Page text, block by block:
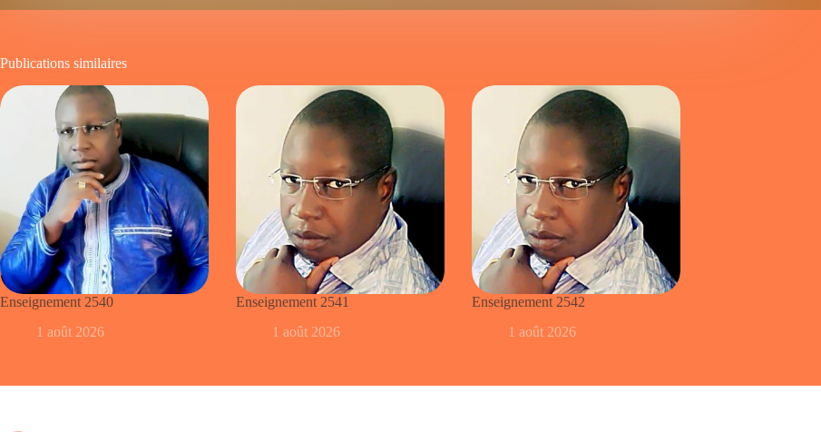
Publications similaires
Enseignement 2540
1 août 2026
Enseignement 2541
1 août 2026
Enseignement 2542
1 août 2026